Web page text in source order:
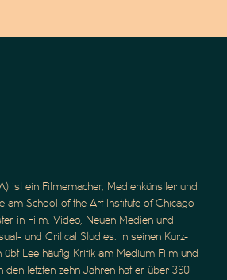
ist ein Filmemacher, Medienkünstler und
am School of the Art Institute of Chicago
in Film, Video, Neuen Medien und
und Critical Studies. In seinen Kurz-
übt Lee häufig Kritik am Medium Film und
den letzten zehn Jahren hat er über 360